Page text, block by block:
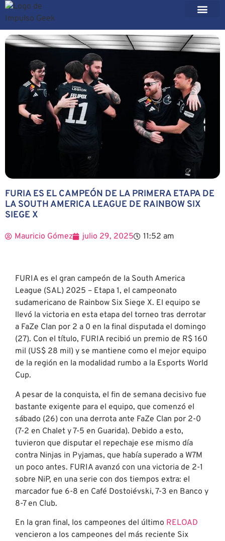
FURIA ES EL CAMPEÓN DE LA PRIMERA ETAPA DE
LA SOUTH AMERICA LEAGUE DE RAINBOW SIX
SIEGE X
Mauricio Gómez julio 29, 2025 11:52 am
FURIA es el gran campeón de la South America
League (SAL) 2025 – Etapa 1, el campeonato
sudamericano de Rainbow Six Siege X. El equipo se
llevó la victoria en esta etapa del torneo tras derrotar
a FaZe Clan por 2 a 0 en la final disputada el domingo
(27). Con el título, FURIA recibió un premio de R$ 160
mil (US$ 28 mil) y se mantiene como el mejor equipo
de la región en la modalidad rumbo a la Esports World
Cup.
A pesar de la conquista, el fin de semana decisivo fue
bastante exigente para el equipo, que comenzó el
sábado (26) con una derrota ante FaZe Clan por 2-0
(7-2 en Chalet y 7-5 en Guarida). Debido a esto,
tuvieron que disputar el repechaje ese mismo día
contra Ninjas in Pyjamas, que había superado a W7M
un poco antes. FURIA avanzó con una victoria de 2-1
sobre NiP, en una serie con dos tiempos extra: el
marcador fue 6-8 en Café Dostoiévski, 7-3 en Banco y
8-7 en Club.
En la gran final, los campeones del último RELOAD
vencieron a los campeones del más reciente Six